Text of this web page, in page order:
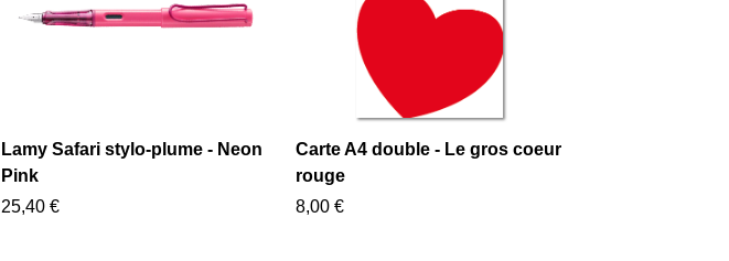
Lamy Safari stylo-plume - Neon
Pink
25,40 €
Carte A4 double - Le gros coeur
rouge
8,00 €